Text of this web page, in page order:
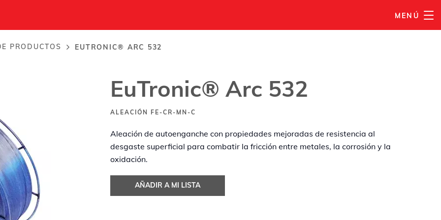
MENÚ
PRODUCTOS EUTRONIC® ARC 532
EuTronic® Arc 532
ALEACIÓN FE-CR-MN-C
Aleación de autoenganche con propiedades mejoradas de resistencia al
desgaste superficial para combatir la fricción entre metales, la corrosión y la
oxidación.
AÑADIR A MI LISTA